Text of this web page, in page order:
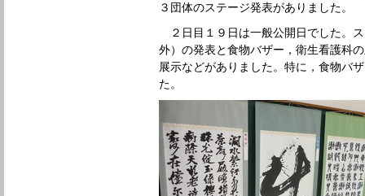
３団体のステージ発表がありました。
２日目１９日は一般公開日でした。
外）の発表と食物バザー，衛生看護科
展示などがありました。特に，食物バ
た。